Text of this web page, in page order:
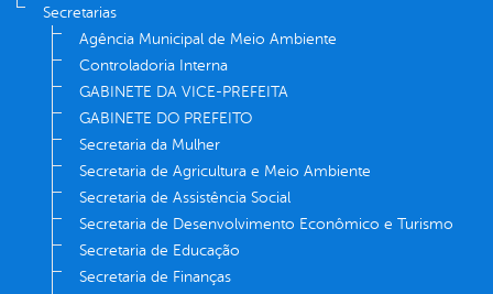
Secretarias
Agência Municipal de Meio Ambiente
Controladoria Interna
GABINETE DA VICE-PREFEITA
GABINETE DO PREFEITO
Secretaria da Mulher
Secretaria de Agricultura e Meio Ambiente
Secretaria de Assistência Social
Secretaria de Desenvolvimento Econômico e Turismo
Secretaria de Educação
Secretaria de Finanças